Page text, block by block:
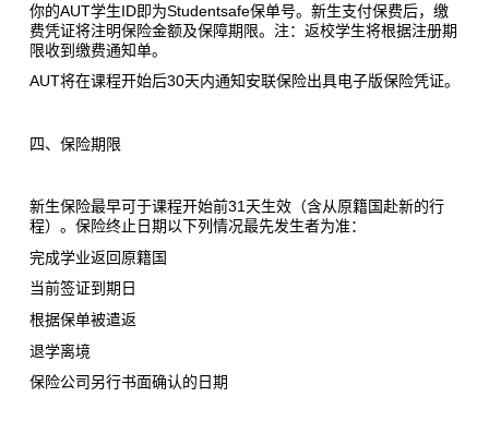
你的AUT学生ID即为Studentsafe保单号。新生支付保费后，缴
费凭证将注明保险金额及保障期限。注：返校学生将根据注册期
限收到缴费通知单。
AUT将在课程开始后30天内通知安联保险出具电子版保险凭证。
四、保险期限
新生保险最早可于课程开始前31天生效（含从原籍国赴新的行
程）。保险终止日期以下列情况最先发生者为准：
完成学业返回原籍国
当前签证到期日
根据保单被遣返
退学离境
保险公司另行书面确认的日期